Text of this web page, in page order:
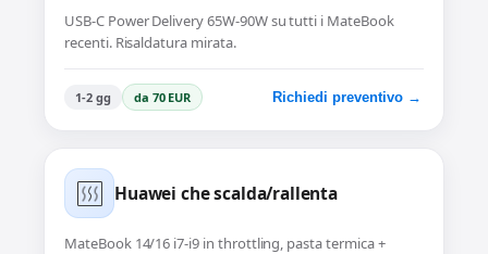
USB-C Power Delivery 65W-90W su tutti i MateBook
recenti. Risaldatura mirata.
1-2 gg da 70 EUR Richiedi preventivo →
Huawei che scalda/rallenta
MateBook 14/16 i7-i9 in throttling, pasta termica +